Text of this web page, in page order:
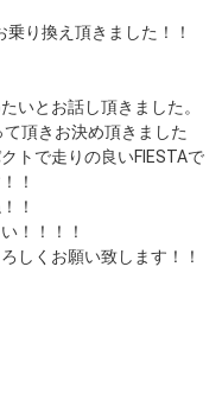
乗り換え頂きました！！
いとお話し頂きました。
頂きお決め頂きました
トで走りの良いFIESTAで
！
！
！！！！
しくお願い致します！！